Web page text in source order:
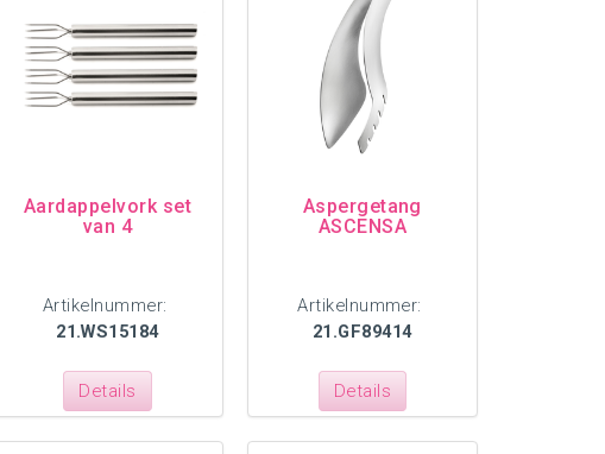
Aardappelvork set
van 4
Artikelnummer:
21.WS15184
Details
Aspergetang
ASCENSA
Artikelnummer:
21.GF89414
Details